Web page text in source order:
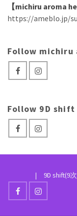
【michiru aroma
https://ameblo.jp/
Follow michiru
Follow 9D shift
| 9D shift(9